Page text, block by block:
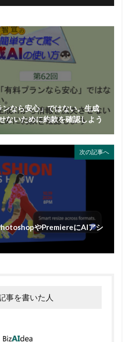
なら安心」ではない。生成
ないために約款を確認しよう
次の記事へ
やPremiereにAIアシ
事を書いた人